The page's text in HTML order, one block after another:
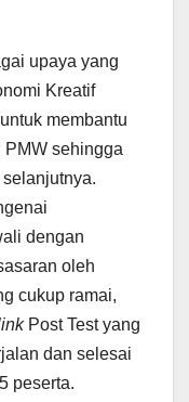
upaya yang
Kreatif
membantu
sehingga
dengan
oleh
cukup ramai,
Post Test yang
dan selesai
peserta.